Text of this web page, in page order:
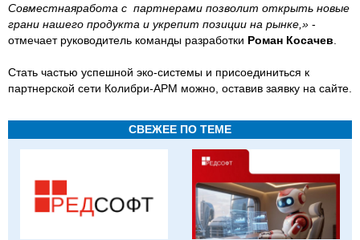
Совместнаяработа с партнерами позволит открыть новые
грани нашего продукта и укрепит позиции на рынке,» -
отмечает руководитель команды разработки Роман Косачев.
Стать частью успешной эко-системы и присоединиться к
партнерской сети Колибри-АРМ можно, оставив заявку на сайте.
СВЕЖЕЕ ПО ТЕМЕ